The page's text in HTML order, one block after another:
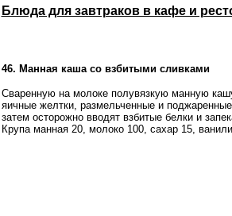
Блюда для завтраков в кафе и
46. Манная каша со взбитыми сливками
Сваренную на молоке полувязкую манную
яичные желтки, размельченные и
затем осторожно вводят взбитые белки и
Крупа манная 20, молоко 100, сахар 15,